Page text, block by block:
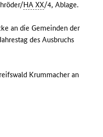
HA XX/4, Ablage.
an die Gemeinden der
des Ausbruchs
Krummacher an